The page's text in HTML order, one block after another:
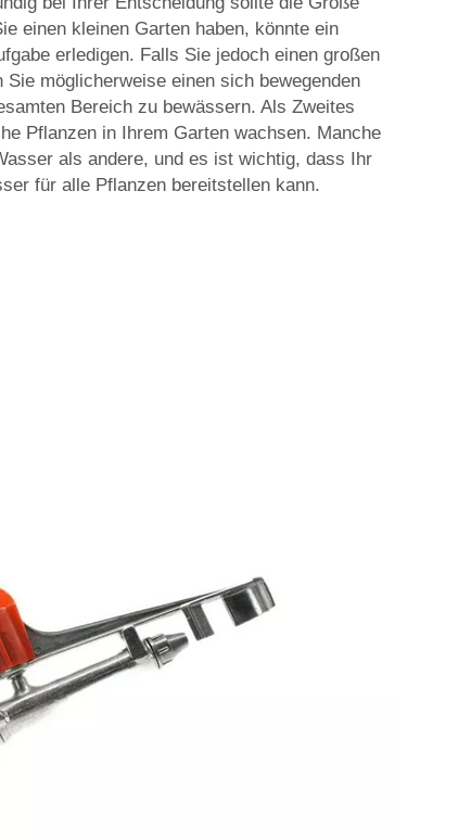
einen kleinen Garten haben, könnte ein
erledigen. Falls Sie jedoch einen großen
Sie möglicherweise einen sich bewegenden
Bereich zu bewässern. Als Zweites
Pflanzen in Ihrem Garten wachsen. Manche
als andere, und es ist wichtig, dass Ihr
für alle Pflanzen bereitstellen kann.